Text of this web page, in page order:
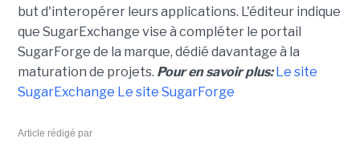
but d'interopérer leurs applications. L'éditeur indique
que SugarExchange vise à compléter le portail
SugarForge de la marque, dédié davantage à la
maturation de projets. Pour en savoir plus: Le site
SugarExchange Le site SugarForge
Article rédigé par